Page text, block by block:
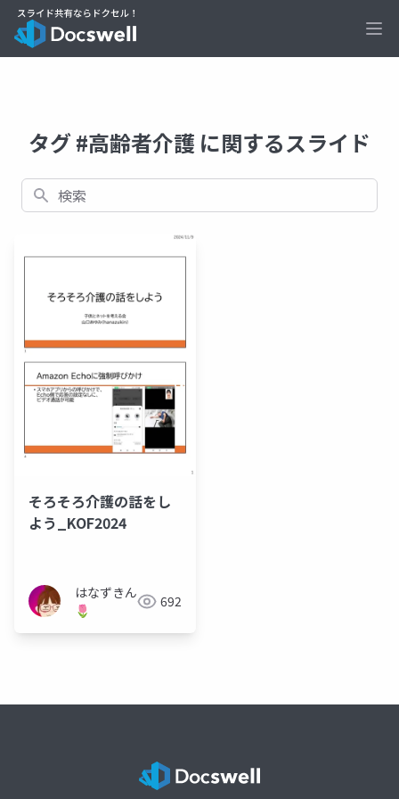
タグ #高齢者介護 に関するスライド
検索
そろそろ介護の話をし
よう_KOF2024
はなずきん
🌷
692